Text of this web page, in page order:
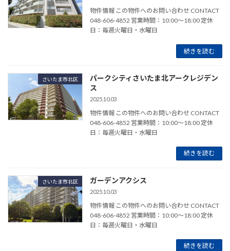
物件情報 この物件へのお問い合わせ CONTACT
048-606-4852 営業時間：10:00～18:00 定休
日：毎週火曜日・水曜日
続きを読む
さいたま市北区
パークシティさいたま北アークレジデン
ス
2025.10.03
物件情報 この物件へのお問い合わせ CONTACT
048-606-4852 営業時間：10:00～18:00 定休
日：毎週火曜日・水曜日
続きを読む
さいたま市北区 ガーデンアクシス
2025.10.03
物件情報 この物件へのお問い合わせ CONTACT
048-606-4852 営業時間：10:00～18:00 定休
日：毎週火曜日・水曜日
続きを読む